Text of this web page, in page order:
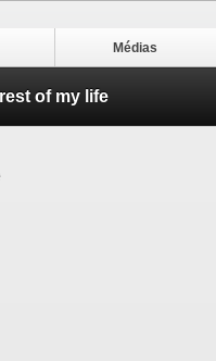
Médias
of my life